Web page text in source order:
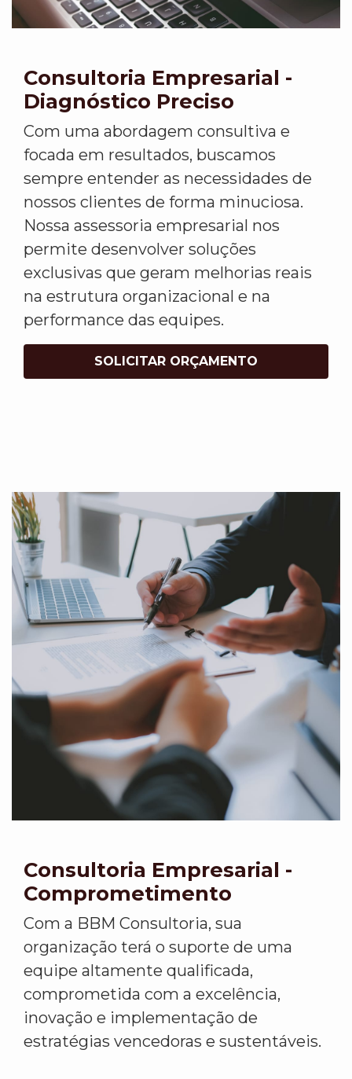
Consultoria Empresarial -
Diagnóstico Preciso
Com uma abordagem consultiva e
focada em resultados, buscamos
sempre entender as necessidades de
nossos clientes de forma minuciosa.
Nossa assessoria empresarial nos
permite desenvolver soluções
exclusivas que geram melhorias reais
na estrutura organizacional e na
performance das equipes.
SOLICITAR ORÇAMENTO
Consultoria Empresarial -
Comprometimento
Com a BBM Consultoria, sua
organização terá o suporte de uma
equipe altamente qualificada,
comprometida com a excelência,
inovação e implementação de
estratégias vencedoras e sustentáveis.